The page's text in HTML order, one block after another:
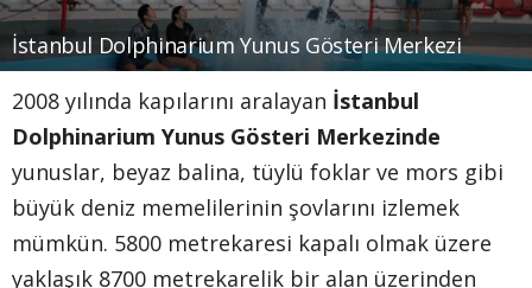
İstanbul Dolphinarium Yunus Gösteri Merkezi
2008 yılında kapılarını aralayan İstanbul
Dolphinarium Yunus Gösteri Merkezinde
yunuslar, beyaz balina, tüylü foklar ve mors gibi
büyük deniz memelilerinin şovlarını izlemek
mümkün. 5800 metrekaresi kapalı olmak üzere
yaklaşık 8700 metrekarelik bir alan üzerinden